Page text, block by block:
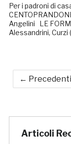
Per i padroni di
Angelini LE
Alessandrini, Curzi
← Precedenti
Articoli